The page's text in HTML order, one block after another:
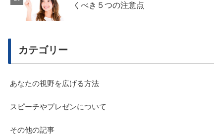
くべき５つの注意点
カテゴリー
あなたの視野を広げる方法
スピーチやプレゼンについて
その他の記事